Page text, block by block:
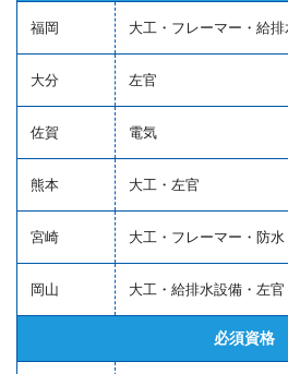
福岡 大工・フレーマー・給
大分 左官
佐賀 電気
熊本 大工・左官
宮崎 大工・フレーマー・防
岡山 大工・給排水設備・左
必須資格